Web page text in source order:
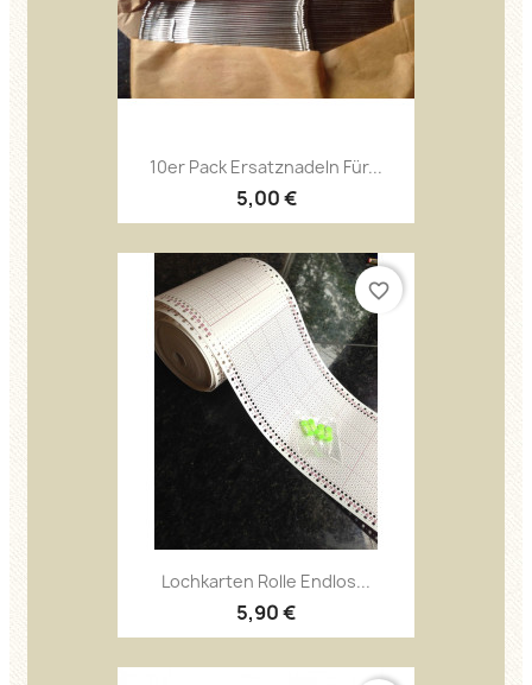
10er Pack Ersatznadeln Für...
5,00 €
Lochkarten Rolle Endlos...
5,90 €
favorite_border